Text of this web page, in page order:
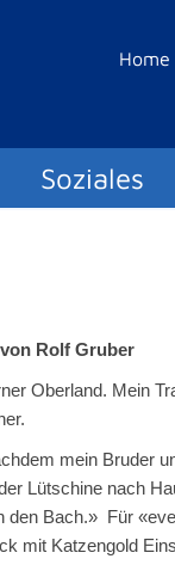
Home
Soziales
Rolf Gruber
Oberland. Mein
mein Bruder
Lütschine nach
Bach.» Für
mit Katzengold